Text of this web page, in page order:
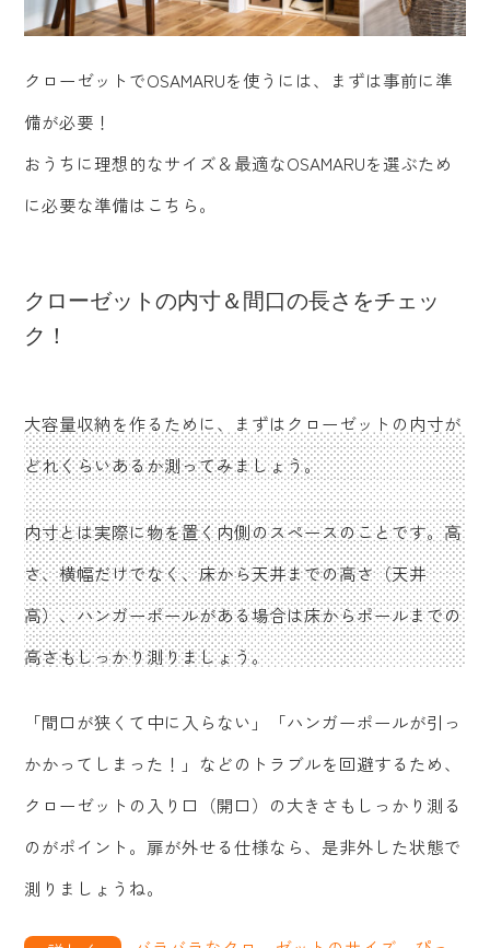
クローゼットでOSAMARUを使うには、まずは事前に準
備が必要！
おうちに理想的なサイズ＆最適なOSAMARUを選ぶため
に必要な準備はこちら。
クローゼットの内寸＆間口の長さをチェッ
ク！
大容量収納を作るために、まずはクローゼットの内寸が
どれくらいあるか測ってみましょう。
内寸とは実際に物を置く内側のスペースのことです。高
さ、横幅だけでなく、床から天井までの高さ（天井
高）、ハンガーポールがある場合は床からポールまでの
高さもしっかり測りましょう。
「間口が狭くて中に入らない」「ハンガーポールが引っ
かかってしまった！」などのトラブルを回避するため、
クローゼットの入り口（開口）の大きさもしっかり測る
のがポイント。扉が外せる仕様なら、是非外した状態で
測りましょうね。